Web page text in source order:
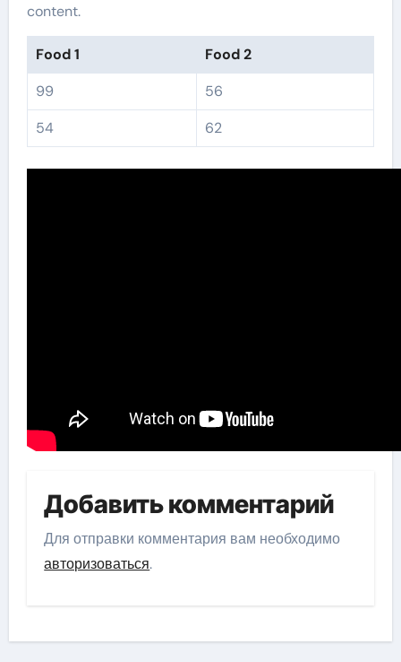
content.
Food 1
Food 2
99
56
54
62
Добавить комментарий
Для отправки комментария вам необходимо
авторизоваться.